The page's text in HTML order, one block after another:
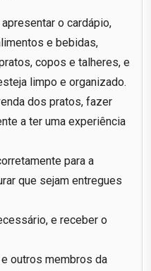
o cardápio,
e bebidas,
copos e talheres, e
limpo e organizado.
dos pratos, fazer
a ter uma experiência
para a
que sejam entregues
e receber o
outros membros da